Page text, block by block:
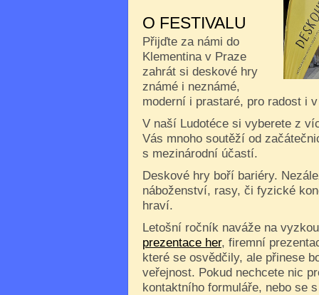
O FESTIVALU
Přijďte za námi do
Klementina v Praze
zahrát si deskové hry
známé i neznámé,
moderní i prastaré, pro radost i
V naší Ludotéce si vyberete z
Vás mnoho soutěží od
s mezinárodní účastí.
Deskové hry boří bariéry.
náboženství, rasy, či fyzické
hraví.
Letošní ročník naváže na
prezentace her, firemní
které se osvědčily, ale přinese
veřejnost. Pokud nechcete nic
kontaktního formuláře, nebo se